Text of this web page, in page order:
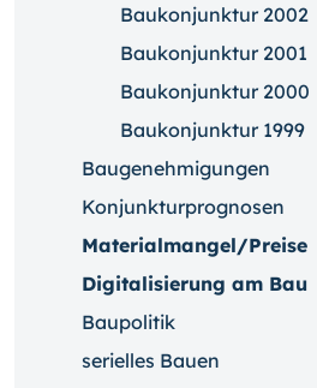
Baukonjunktur 2002
Baukonjunktur 2001
Baukonjunktur 2000
Baukonjunktur 1999
Baugenehmigungen
Konjunkturprognosen
Materialmangel/Preise
Digitalisierung am Bau
Baupolitik
serielles Bauen